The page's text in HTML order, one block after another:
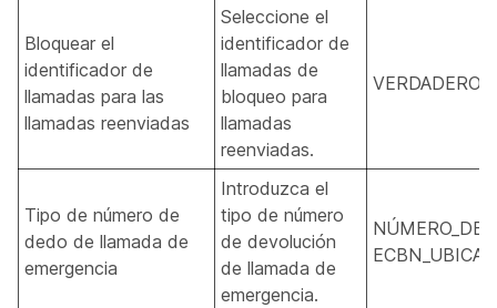
Bloquear el
identificador de
llamadas para las
llamadas reenviadas
Seleccione el
identificador de
llamadas de
bloqueo para
llamadas
reenviadas.
VERDADERO,
Tipo de número de
dedo de llamada de
emergencia
Introduzca el
tipo de número
de devolución
de llamada de
emergencia.